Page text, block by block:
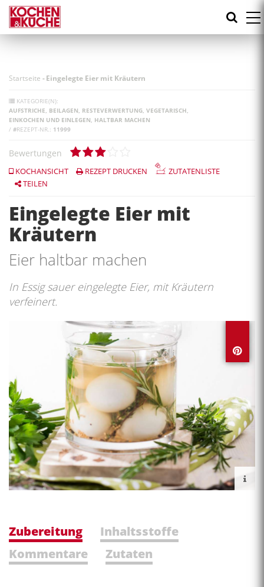
Direkt
zum
Inhalt
Startseite -Eingelegte Eier mit Kräutern
KATEGORIE(N):
AUFSTRICHE BEILAGEN RESTEVERWERTUNG VEGETARISCH
EINKOCHEN UND EINLEGEN HALTBAR MACHEN
/ #REZEPT-NR.: 11999
Bewertungen
KOCHANSICHT REZEPT DRUCKEN
ZUTATENLISTE
TEILEN
Eingelegte Eier mit
Kräutern
Eier haltbar machen
In Essig sauer eingelegte Eier, mit Kräutern
verfeinert.
Zubereitung
Inhaltsstoffe
Kommentare
Zutaten